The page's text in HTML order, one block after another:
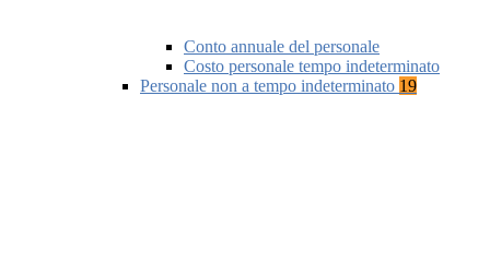
Conto annuale del personale
Costo personale tempo indeterminato
Personale non a tempo indeterminato 19